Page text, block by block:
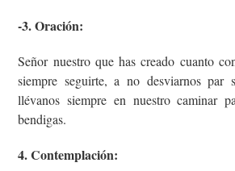
-3. Oración:
Señor nuestro que has creado cuanto
siempre seguirte, a no desviarnos par
llévanos siempre en nuestro caminar
bendigas.
4. Contemplación: